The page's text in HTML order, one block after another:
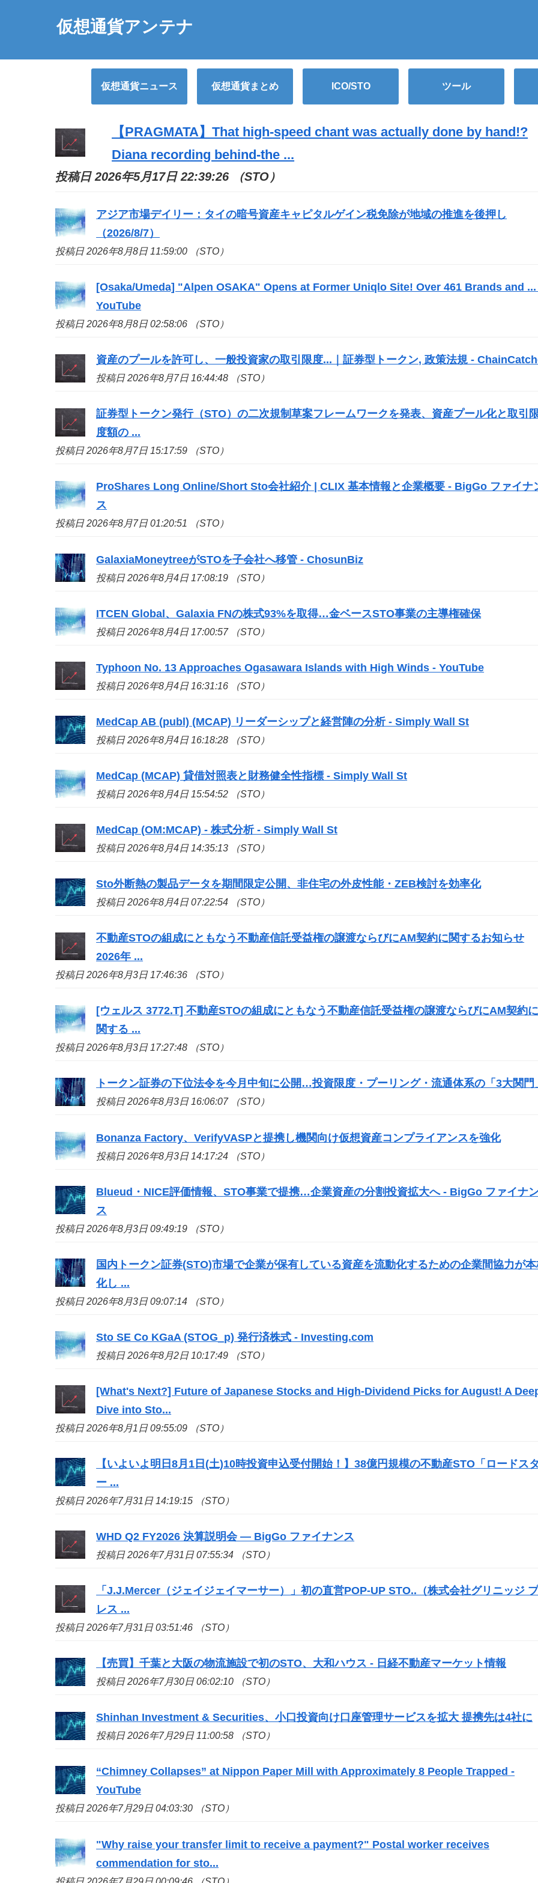
仮想通貨アンテナ
仮想通貨ニュース 仮想通貨まとめ ICO/STO ツール
【PRAGMATA】That high-speed chant was actually done by hand!?
Diana recording behind-the ...
投稿日 2026年5月17日 22:39:26 （STO）
アジア市場デイリー：タイの暗号資産キャピタルゲイン税免除が地域の推進を後押し
（2026/8/7）
投稿日 2026年8月8日 11:59:00 （STO）
[Osaka/Umeda] "Alpen OSAKA" Opens at Former Uniqlo Site! Over 461 Brands and ...
YouTube
投稿日 2026年8月8日 02:58:06 （STO）
資産のプールを許可し、一般投資家の取引限度...｜証券型トークン, 政策法規 -
投稿日 2026年8月7日 16:44:48 （STO）
証券型トークン発行（STO）の二次規制草案フレームワークを発表、資産プール化と取引
度額の ...
投稿日 2026年8月7日 15:17:59 （STO）
ProShares Long Online/ShortSto会社紹介 | CLIX 基本情報と企業概要 - BigGo ファイナ
ス
投稿日 2026年8月7日 01:20:51 （STO）
GalaxiaMoneytreeがSTOを子会社へ移管 - ChosunBiz
投稿日 2026年8月4日 17:08:19 （STO）
ITCEN Global、Galaxia FNの株式93%を取得…金ベースSTO事業の主導権確保
投稿日 2026年8月4日 17:00:57 （STO）
Typhoon No. 13 Approaches Ogasawara Islands with High Winds - YouTube
投稿日 2026年8月4日 16:31:16 （STO）
MedCap AB (publ) (MCAP) リーダーシップと経営陣の分析 - Simply Wall St
投稿日 2026年8月4日 16:18:28 （STO）
MedCap (MCAP) 貸借対照表と財務健全性指標 - Simply Wall St
投稿日 2026年8月4日 15:54:52 （STO）
MedCap (OM:MCAP) - 株式分析 - Simply Wall St
投稿日 2026年8月4日 14:35:13 （STO）
Sto外断熱の製品データを期間限定公開、非住宅の外皮性能・ZEB検討を効率化
投稿日 2026年8月4日 07:22:54 （STO）
不動産STOの組成にともなう不動産信託受益権の譲渡ならびにAM契約に関するお知らせ
2026年 ...
投稿日 2026年8月3日 17:46:36 （STO）
[ウェルス 3772.T] 不動産STOの組成にともなう不動産信託受益権の譲渡ならびにAM契約に
関する ...
投稿日 2026年8月3日 17:27:48 （STO）
トークン証券の下位法令を今月中旬に公開…投資限度・プーリング・流通体系の「3大関門
投稿日 2026年8月3日 16:06:07 （STO）
Bonanza Factory、VerifyVASPと提携し機関向け仮想資産コンプライアンスを強化
投稿日 2026年8月3日 14:17:24 （STO）
Blueud・NICE評価情報、STO事業で提携…企業資産の分割投資拡大へ - BigGo ファイナ
ス
投稿日 2026年8月3日 09:49:19 （STO）
国内トークン証券(STO)市場で企業が保有している資産を流動化するための企業間協力が
化し ...
投稿日 2026年8月3日 09:07:14 （STO）
Sto SE Co KGaA (STOG_p) 発行済株式 - Investing.com
投稿日 2026年8月2日 10:17:49 （STO）
[What's Next?] Future of Japanese Stocks and High-Dividend Picks for August! A
Dive intoSto...
投稿日 2026年8月1日 09:55:09 （STO）
【いよいよ明日8月1日(土)10時投資申込受付開始！】38億円規模の不動産STO 「ロードスタ
ー ...
投稿日 2026年7月31日 14:19:15 （STO）
WHD Q2 FY2026 決算説明会 — BigGo ファイナンス
投稿日 2026年7月31日 07:55:34 （STO）
「J.J.Mercer（ジェイジェイマーサー）」初の直営POP-UPSTO..（株式会社グリニッジ
レス ...
投稿日 2026年7月31日 03:51:46 （STO）
【売買】千葉と大阪の物流施設で初のSTO、大和ハウス - 日経不動産マーケット情報
投稿日 2026年7月30日 06:02:10 （STO）
Shinhan Investment & Securities、小口投資向け口座管理サービスを拡大 提携先は4社に
投稿日 2026年7月29日 11:00:58 （STO）
“Chimney Collapses” at Nippon Paper Mill with Approximately 8 People Trapped -
YouTube
投稿日 2026年7月29日 04:03:30 （STO）
"Why raise your transfer limit to receive a payment?" Postal worker receives
commendation forsto...